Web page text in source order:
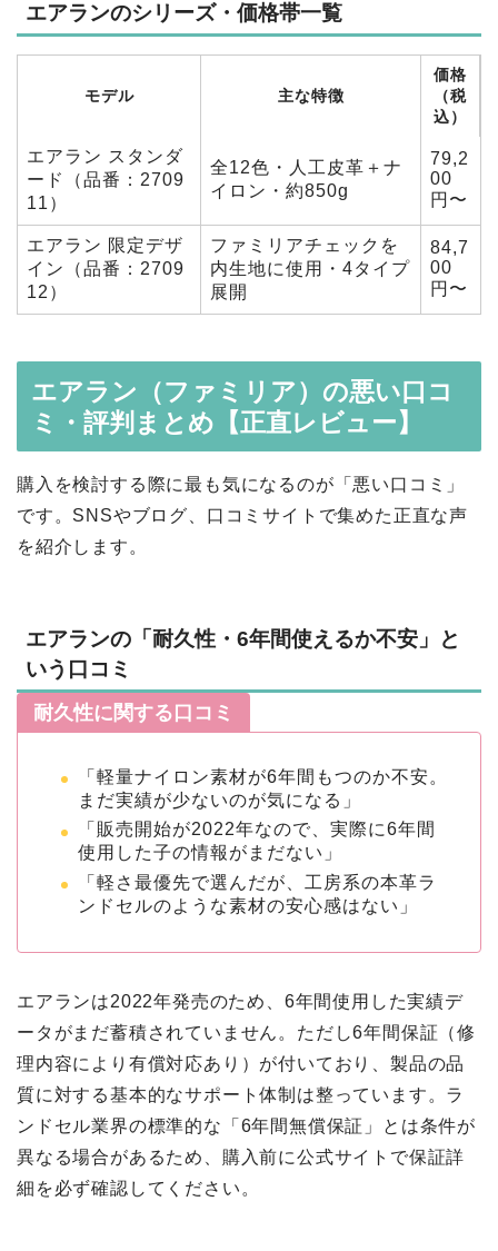
エアランのシリーズ・価格帯一覧
モデル 主な特徴
価格
（税
込）
エアラン スタンダ
ード（品番：2709
11）
全12色・人工皮革＋ナ
イロン・約850g
79,2
00
円〜
エアラン 限定デザ
イン（品番：2709
12）
ファミリアチェックを
内生地に使用・4タイプ
展開
84,7
00
円〜
エアラン（ファミリア）の悪い口コ
ミ・評判まとめ【正直レビュー】
購入を検討する際に最も気になるのが「悪い口コミ」
です。SNSやブログ、口コミサイトで集めた正直な声
を紹介します。
エアランの「耐久性・6年間使えるか不安」と
いう口コミ
耐久性に関する口コミ
「軽量ナイロン素材が6年間もつのか不安。
まだ実績が少ないのが気になる」
「販売開始が2022年なので、実際に6年間
使用した子の情報がまだない」
「軽さ最優先で選んだが、工房系の本革ラ
ンドセルのような素材の安心感はない」
エアランは2022年発売のため、6年間使用した実績デ
ータがまだ蓄積されていません。ただし6年間保証（修
理内容により有償対応あり）が付いており、製品の品
質に対する基本的なサポート体制は整っています。ラ
ンドセル業界の標準的な「6年間無償保証」とは条件が
異なる場合があるため、購入前に公式サイトで保証詳
細を必ず確認してください。